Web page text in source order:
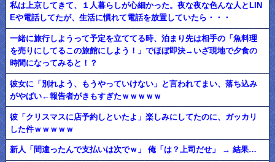
私は上京してきて、１人暮らしが心細かった。夜な夜な色んな人とLIN
Eや電話してたが、生活に慣れて電話を放置していたら・・・
一緒に旅行しようって予定を立ててる時、泊まり先は相手の「魚料理
を売りにしてるこの旅館にしよう！」でほぼ即決→いざ現地で夕食の
時間になってみると！？
彼女に「別れよう、もうやっていけない」と言われてまい、落ち込み
がやばい←報告者がきもすぎたｗｗｗｗｗ
彼「クリスマスに店予約しといたよ」楽しみにしてたのに、ガッカリ
した件ｗｗｗｗｗ
新人「間違ったんで支払いは次でｗ」 俺「は？上司だせ」 → 結果…